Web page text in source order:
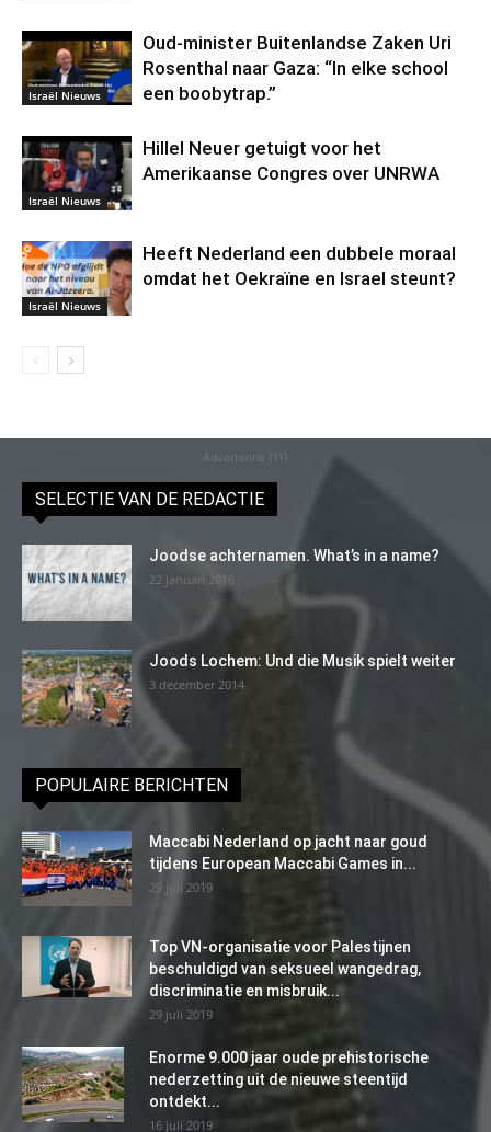
Israël Nieuws
Oud-minister Buitenlandse Zaken Uri
Rosenthal naar Gaza: “In elke school
een boobytrap.”
Israël Nieuws
Hillel Neuer getuigt voor het
Amerikaanse Congres over UNRWA
Israël Nieuws
Heeft Nederland een dubbele moraal
omdat het Oekraïne en Israel steunt?
Advertentie (11)
SELECTIE VAN DE REDACTIE
Joodse achternamen. What’s in a name?
22 januari 2016
Joods Lochem: Und die Musik spielt weiter
3 december 2014
POPULAIRE BERICHTEN
Maccabi Nederland op jacht naar goud
tijdens European Maccabi Games in...
29 juli 2019
Top VN-organisatie voor Palestijnen
beschuldigd van seksueel wangedrag,
discriminatie en misbruik...
29 juli 2019
Enorme 9.000 jaar oude prehistorische
nederzetting uit de nieuwe steentijd
ontdekt...
16 juli 2019